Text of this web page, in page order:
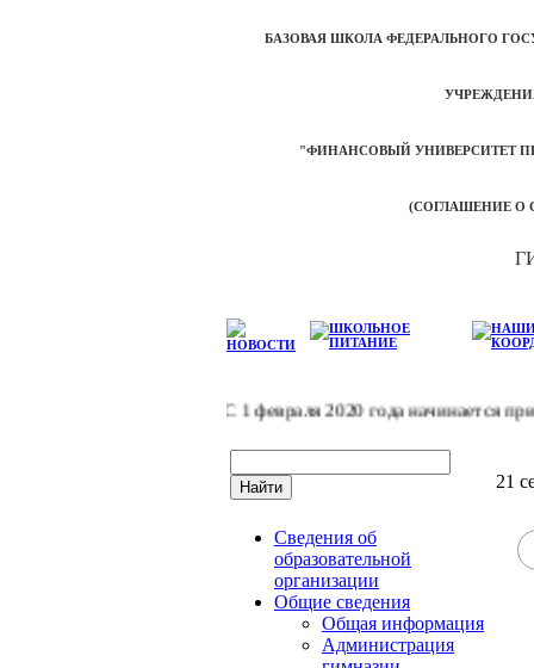
БАЗОВАЯ ШКОЛА ФЕДЕРАЛЬНОГО
"ФИНАНСОВЫЙ УНИВЕРСИТЕТ
(СОГЛАШЕНИЕ О
С 1 февраля 2020 года начинается
Сведения об
образовательной
организации
Общие сведения
Общая информация
Администрация
21